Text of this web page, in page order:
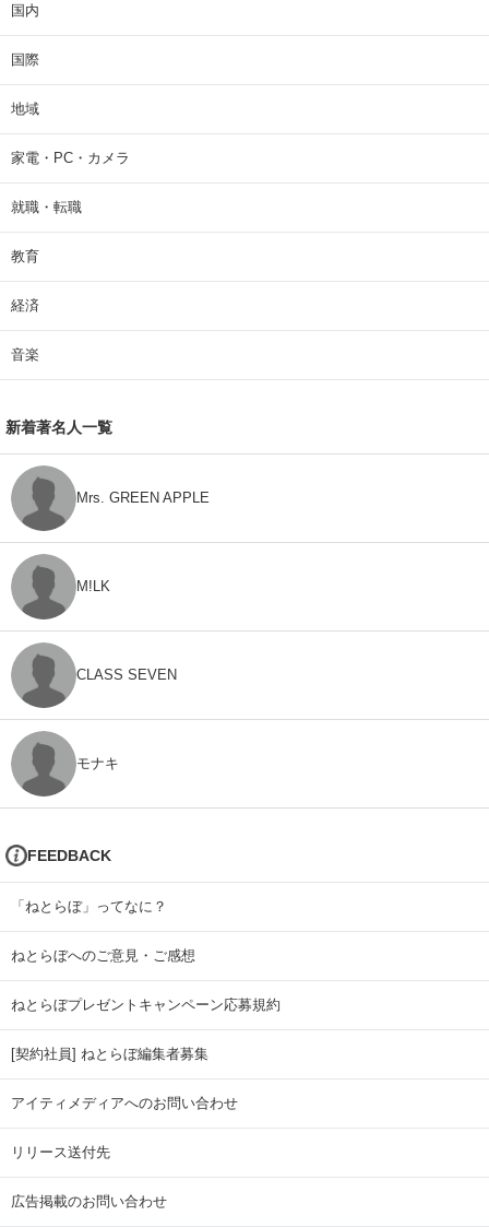
国内
国際
地域
家電・PC・カメラ
就職・転職
教育
経済
音楽
新着著名人一覧
Mrs. GREEN APPLE
M!LK
CLASS SEVEN
モナキ
FEEDBACK
「ねとらぼ」ってなに？
ねとらぼへのご意見・ご感想
ねとらぼプレゼントキャンペーン応募規約
[契約社員] ねとらぼ編集者募集
アイティメディアへのお問い合わせ
リリース送付先
広告掲載のお問い合わせ